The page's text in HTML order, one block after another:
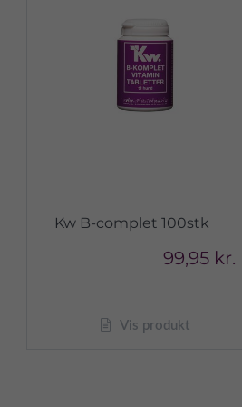
Kw B-complet 100stk
99,95 kr.
Vis produkt